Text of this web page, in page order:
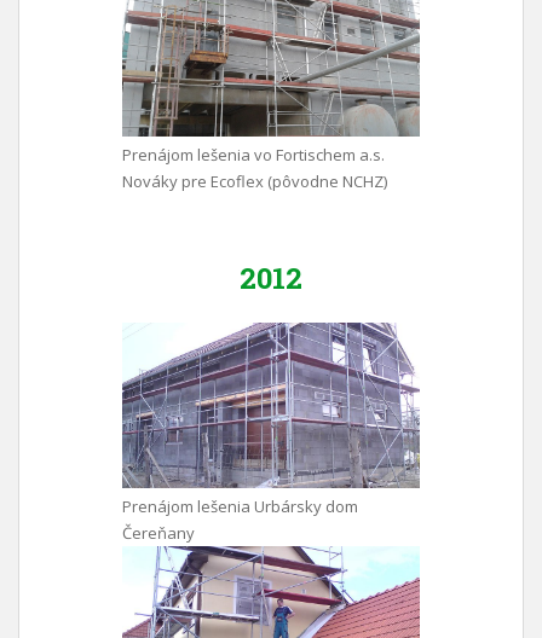
Prenájom lešenia vo Fortischem a.s.
Nováky pre Ecoflex (pôvodne NCHZ)
2012
Prenájom lešenia Urbársky dom
Čereňany